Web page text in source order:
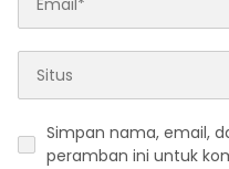
Simpan nama, email,
peramban ini untuk